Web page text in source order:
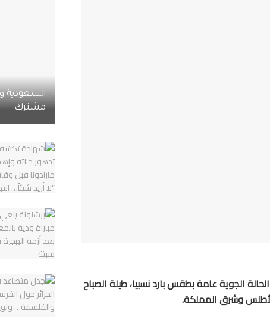
الجوية عامة بطقس بارد نسبيا، طيلة الصباح
وشرق المملكة.
السعودية
مشترك